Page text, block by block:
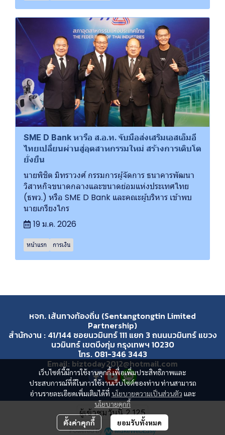
SME D Bank หารือ ส.อ.ท. จับมือส่งเสริมเอสเอ็มอี
ไทยเปลี่ยนผ่านสู่อุตสาหกรรมใหม่ สร้างการเติบโต
ยั่งยืน
นายพิชิต มิทราวงศ์ กรรมการผู้จัดการ ธนาคารพัฒนา
วิสาหกิจขนาดกลางและขนาดย่อมแห่งประเทศไทย
(ธพว.) หรือ SME D Bank และคณะผู้บริหาร เข้าพบ
นายเกรียงไกร
19 ม.ค. 2026
หน้าแรก การเงิน
เว็บไซต์นี้มีการใช้งานคุกกี้ เพื่อเพิ่มประสิทธิภาพและ
ประสบการณ์ที่ดีในการใช้งานเว็บไซต์ของท่าน ท่านสามารถ
อ่านรายละเอียดเพิ่มเติมได้ที่ นโยบายความเป็นส่วนตัว และ
นโยบายคุกกี้
ตั้งค่าคุกกี้ ยอมรับทั้งหมด
หจก. เส้นทางท้องถิ่น (Sentangtongtin Limited
Partnership)
สำนักงาน : 41/144 ซอยนวมินทร์ 111 แยก 3 ถนนนวมินทร์ แขวง
นวมินทร์ เขตบึงกุ่ม กรุงเทพฯ 10230
โทร. 081-346 3443
Email: biztoday2012@hotmail.com
ผู้เข้าชมวันนี้2,125
Powered By MakeWebEasy